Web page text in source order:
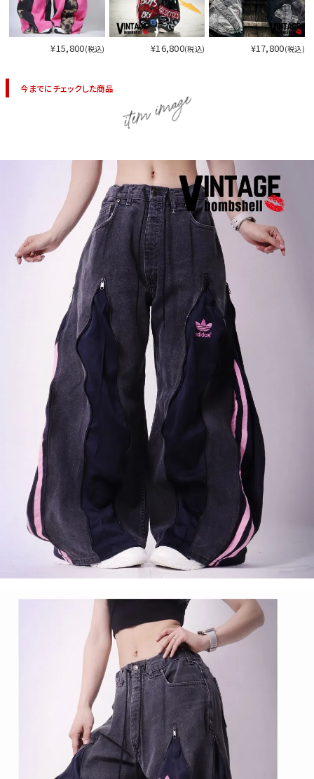
¥15,800(税込) ¥16,800(税込) ¥17,800(税込)
今までにチェックした商品 item image